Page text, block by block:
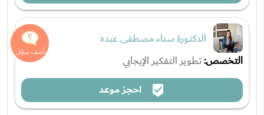
الدكتورة سناء مصطفى عبده
التخصص:تطوير التفكير الإيجابي
احجز موعد